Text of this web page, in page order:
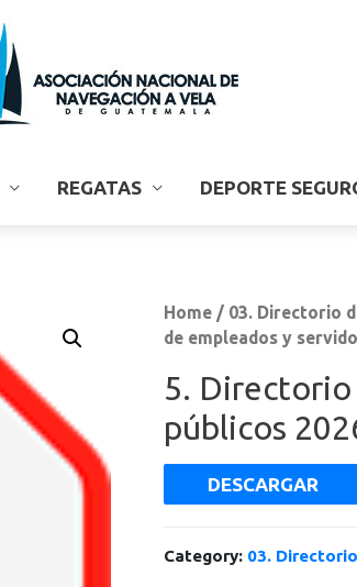
REGATAS DEPORTE
Home / 03. Directorio
de empleados y
5.
públicos
DESCARGAR
Category: 03.